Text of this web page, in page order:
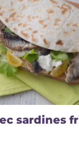
sardines